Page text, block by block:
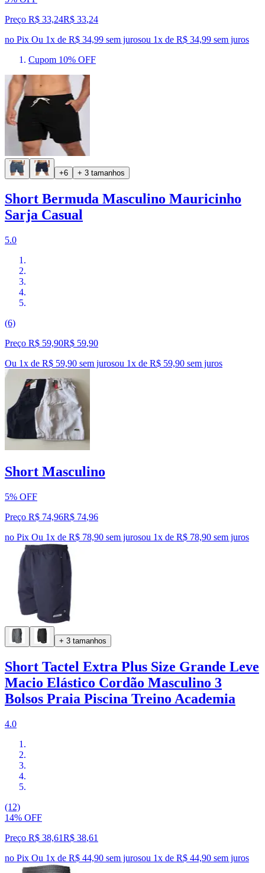
Preço R$ 33,24R$ 33,24
no Pix Ou 1x de R$ 34,99 sem jurosou 1x de R$ 34,99 sem juros
Cupom 10% OFF
+6 + 3 tamanhos
Short Bermuda Masculino Mauricinho
Sarja Casual
5.0
(6)
Preço R$ 59,90R$ 59,90
Ou 1x de R$ 59,90 sem jurosou 1x de R$ 59,90 sem juros
Short Masculino
5% OFF
Preço R$ 74,96R$ 74,96
no Pix Ou 1x de R$ 78,90 sem jurosou 1x de R$ 78,90 sem juros
+ 3 tamanhos
Short Tactel Extra Plus Size Grande Leve
Macio Elástico Cordão Masculino 3
Bolsos Praia Piscina Treino Academia
4.0
(12)
14% OFF
Preço R$ 38,61R$ 38,61
no Pix Ou 1x de R$ 44,90 sem jurosou 1x de R$ 44,90 sem juros